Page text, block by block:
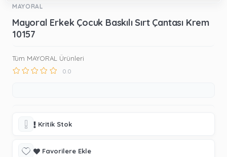
MAYORAL
Mayoral Erkek Çocuk Baskılı Sırt Çantası Krem
10157
Tüm MAYORAL Ürünleri
0.0
Kritik Stok
Favorilere Ekle